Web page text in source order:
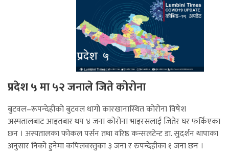
प्रदेश ५ मा ५२ जनाले जिते कोरोना
बुटवल–रूपन्देहीको बुटवल धागो कारखानास्थित कोरोना विषेश
अस्पतालबाट आइतबार थप ४ जना कोरोना भाइरसलाई जितेर घर फर्किएका
छन । अस्पतालका फोकल पर्सन तथा वरिष्ठ कन्सलटेन्ट डा. सुदर्शन थापाका
अनुसार निको हुनेमा कपिलवस्तुका ३ जना र रुपन्देहीका १ जना छन ।